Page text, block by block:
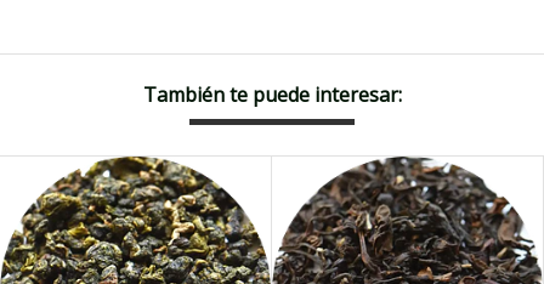
También te puede interesar: